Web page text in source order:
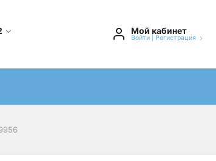
Мой кабинет
Войти Регистрация